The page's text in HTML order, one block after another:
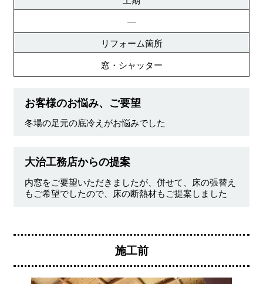
―
リフォーム箇所
窓・シャッター
お客様のお悩み、ご要望
冬場の足元の底冷えがお悩みでした
大治工務店からの提案
内窓をご要望いただきましたが、併せて、床の張替え
もご希望でしたので、床の断熱材もご提案しました
施工前